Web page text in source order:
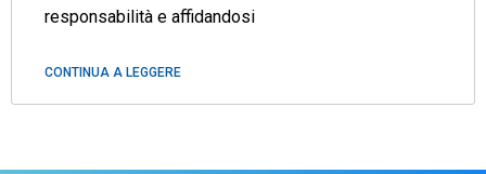
responsabilità e affidandosi
CONTINUA A LEGGERE